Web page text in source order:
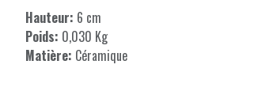
Hauteur: 6 cm
Poids: 0,030 Kg
Matière: Céramique